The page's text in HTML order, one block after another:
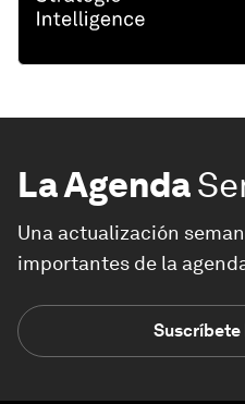
La Agenda
Una actualización
importantes de la
Suscríbete